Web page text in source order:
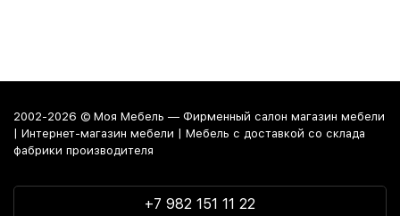
2002-2026 © Моя Мебель — Фирменный салон магазин мебели
| Интернет-магазин мебели | Мебель с доставкой со склада
фабрики производителя
+7 982 151 11 22